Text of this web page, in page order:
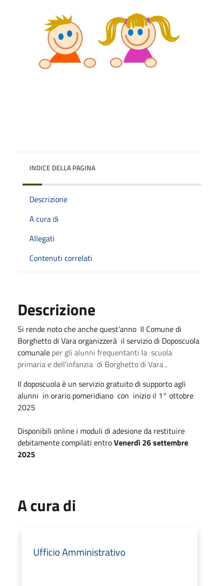
INDICE DELLA PAGINA
Descrizione
A cura di
Allegati
Contenuti correlati
Descrizione
Si rende noto che anche quest'anno Il Comune di
Borghetto di Vara organizzerà il servizio di Doposcuola
comunale per gli alunni frequentanti la scuola
primaria e dell'infanzia di Borghetto di Vara .
Il doposcuola è un servizio gratuito di supporto agli
alunni in orario pomeridiano con inizio il 1° ottobre
2025
Disponibili online i moduli di adesione da restituire
debitamente compilati entroVenerdì 26 settembre
2025
A cura di
Ufficio Amministrativo